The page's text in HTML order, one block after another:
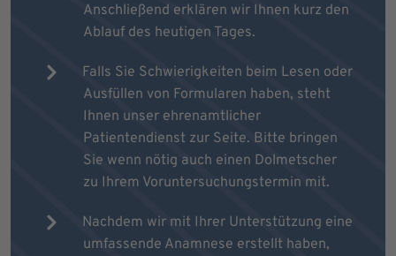
Anschließend erklären wir Ihnen kurz den
Ablauf des heutigen Tages.
Falls Sie Schwierigkeiten beim Lesen oder
Ausfüllen von Formularen haben, steht
Ihnen unser ehrenamtlicher
Patientendienst zur Seite. Bitte bringen
Sie wenn nötig auch einen Dolmetscher
zu Ihrem Voruntersuchungstermin mit.
Nachdem wir mit Ihrer Unterstützung eine
umfassende Anamnese erstellt haben,